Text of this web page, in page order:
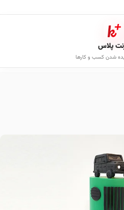
پلاس
شدن کسب و کارها